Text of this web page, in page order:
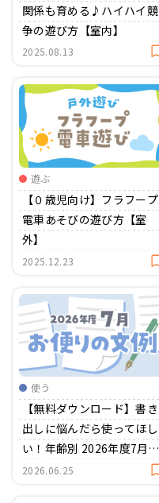
関係も育める♪ハイハイ競
争の遊び方【室内】
2025.08.13
遊ぶ
【０歳児向け】フラフープ
電車あそびの遊び方【室
外】
2025.12.23
使う
【無料ダウンロード】書き
出しに悩んだら使ってほし
い！年齢別 2026年度7月の
お便り文例集
2026.06.25